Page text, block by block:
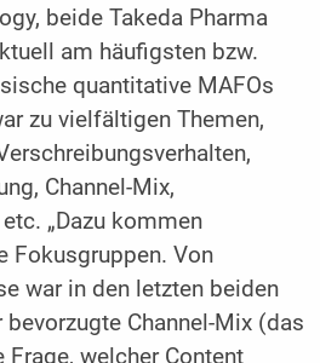
beide Takeda Pharma
am häufigsten bzw.
quantitative MAFOs
zu vielfältigen Themen,
Channel-Mix,
„Dazu kommen
Fokusgruppen. Von
war in den letzten beiden
Channel-Mix (das
Frage, welcher Content